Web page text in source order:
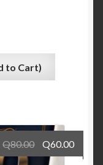
to Cart)
Q80.00 Q60.00